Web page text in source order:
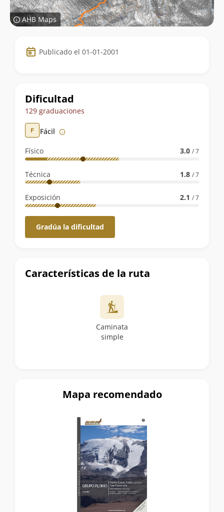
AHB Maps
Datos
de
ruta
Publicado el 01-01-2001
Dificultad
129 graduaciones
Fácil
Físico 3.0 / 7
Técnica 1.8 / 7
Exposición 2.1 / 7
Gradúa la dificultad
Características de la ruta
Caminata
simple
Mapa recomendado